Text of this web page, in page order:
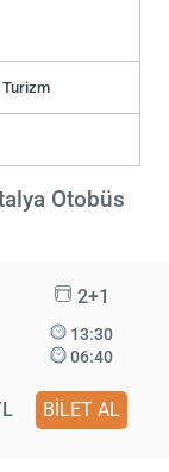
Turizm
Otobüs
2+1
13:30
06:40
BİLET AL